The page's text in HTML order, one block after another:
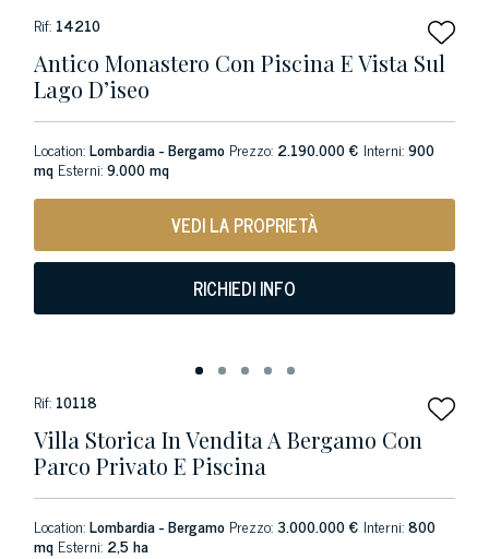
Rif: 14210
Antico Monastero Con Piscina E Vista Sul
Lago D’iseo
Location:Lombardia - Bergamo Prezzo: 2.190.000 € Interni:900
mq Esterni:9.000 mq
VEDI LA PROPRIETÀ
RICHIEDI INFO
Rif: 10118
Villa Storica In Vendita A Bergamo Con
Parco Privato E Piscina
Location:Lombardia - Bergamo Prezzo:3.000.000 € Interni:800
mq Esterni: 2,5 ha